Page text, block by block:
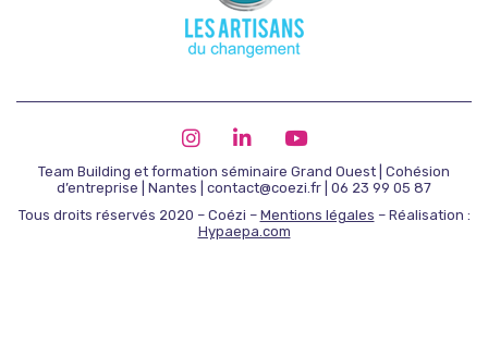
Team Building et formation séminaire Grand Ouest | Cohésion
d’entreprise | Nantes | contact@coezi.fr | 06 23 99 05 87
Tous droits réservés 2020 – Coézi – Mentions légales – Réalisation :
Hypaepa.com